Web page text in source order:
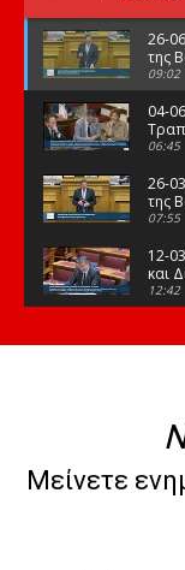
26-
της
09:02
04-
06:45
26-
της
07:55
12-
και
12:42
της
08:47
10-
Μείνετε